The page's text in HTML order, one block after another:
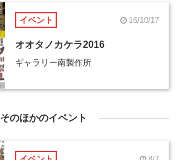
イベント 16/10/17
オオタノカケラ2016
ギャラリー南製作所
そのほかのイベント